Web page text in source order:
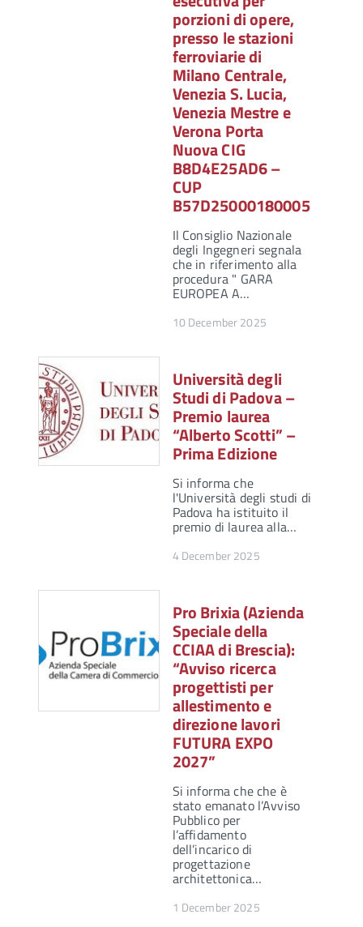
porzioni di opere,
presso le stazioni
ferroviarie di
Milano Centrale,
Venezia S. Lucia,
Venezia Mestre e
Verona Porta
Nuova CIG
B8D4E25AD6 –
CUP
B57D25000180005
Il Consiglio Nazionale
degli Ingegneri segnala
che in riferimento alla
procedura " GARA
EUROPEA A…
10 December 2025
Università degli
Studi di Padova –
Premio laurea
“Alberto Scotti” –
Prima Edizione
Si informa che
l'Università degli studi di
Padova ha istituito il
premio di laurea alla…
4 December 2025
Pro Brixia (Azienda
Speciale della
CCIAA di Brescia):
“Avviso ricerca
progettisti per
allestimento e
direzione lavori
FUTURA EXPO
2027”
Si informa che che è
stato emanato l’Avviso
Pubblico per
l’affidamento
dell’incarico di
progettazione
architettonica…
1 December 2025